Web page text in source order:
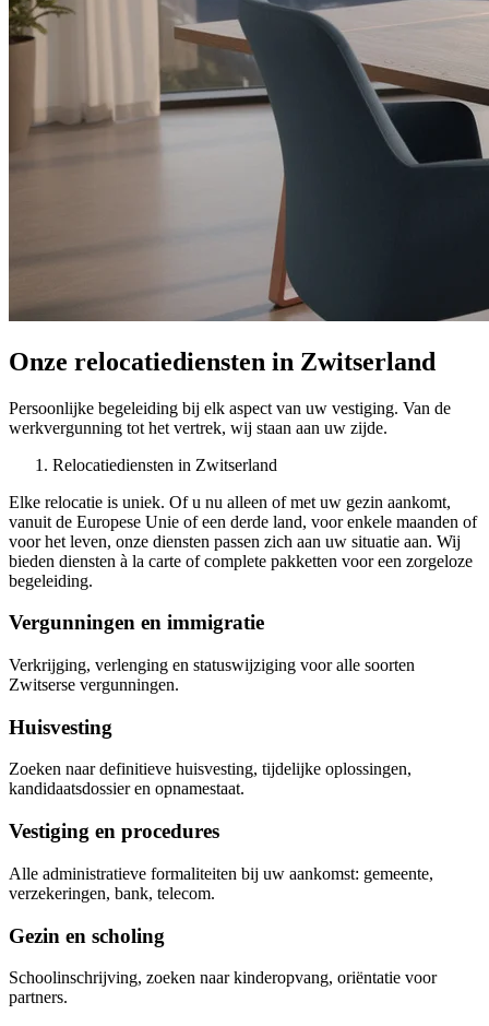
Onze relocatiediensten in Zwitserland
Persoonlijke begeleiding bij elk aspect van uw vestiging. Van de
werkvergunning tot het vertrek, wij staan aan uw zijde.
Relocatiediensten in Zwitserland
Elke relocatie is uniek. Of u nu alleen of met uw gezin aankomt,
vanuit de Europese Unie of een derde land, voor enkele maanden of
voor het leven, onze diensten passen zich aan uw situatie aan. Wij
bieden diensten à la carte of complete pakketten voor een zorgeloze
begeleiding.
Vergunningen en immigratie
Verkrijging, verlenging en statuswijziging voor alle soorten
Zwitserse vergunningen.
Huisvesting
Zoeken naar definitieve huisvesting, tijdelijke oplossingen,
kandidaatsdossier en opnamestaat.
Vestiging en procedures
Alle administratieve formaliteiten bij uw aankomst: gemeente,
verzekeringen, bank, telecom.
Gezin en scholing
Schoolinschrijving, zoeken naar kinderopvang, oriëntatie voor
partners.